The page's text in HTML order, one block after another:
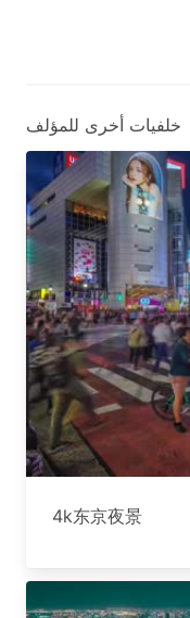
خلفيات أخرى للمؤلف
4k东京夜景